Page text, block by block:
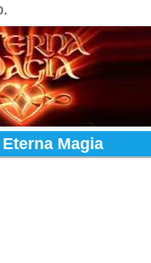
Magia